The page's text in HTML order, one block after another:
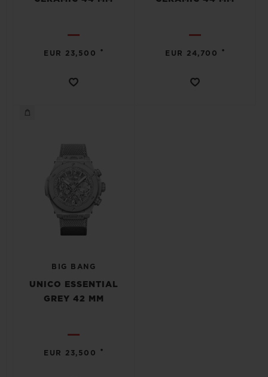
EUR 23,500 • EUR 24,700 •
BIG BANG
UNICO ESSENTIAL
GREY 42 MM
EUR 23,500 •
CONTATO